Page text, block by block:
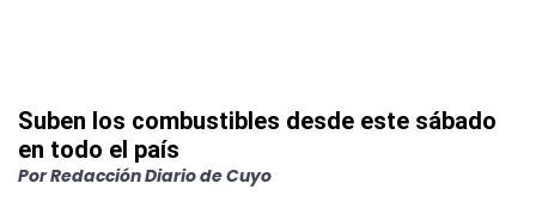
Suben los combustibles desde este sábado
en todo el país
Por Redacción Diario de Cuyo